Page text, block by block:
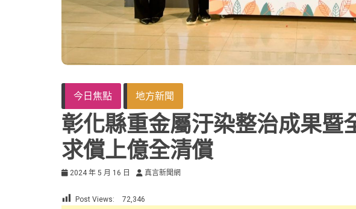
今日焦點 地方新聞
彰化縣重金屬汙染整治成果暨
求償上億全清償
2024 年 5 月 16 日 真言新聞網
Post Views: 72,346